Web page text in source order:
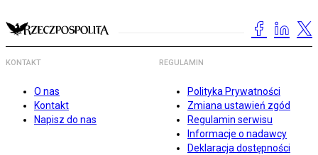
KONTAKT
O nas
Kontakt
Napisz do nas
REGULAMIN
Polityka Prywatności
Zmiana ustawień zgód
Regulamin serwisu
Informacje o nadawcy
Deklaracja dostępności